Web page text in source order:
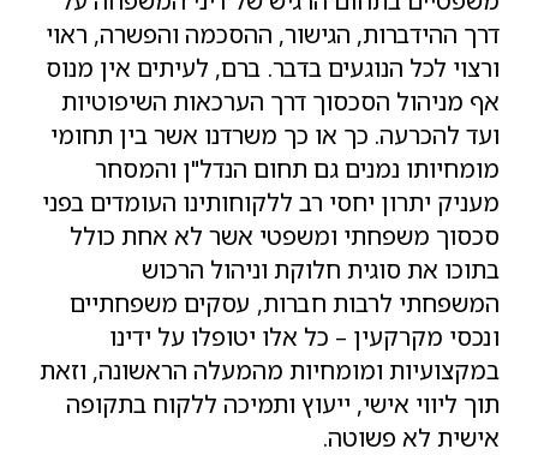
דרך ההידברות, הגישור, ההסכמה והפשרה, ראוי
ורצוי לכל הנוגעים בדבר. ברם, לעיתים אין מנוס
אף מניהול הסכסוך דרך הערכאות השיפוטיות
ועד להכרעה. כך או כך משרדנו אשר בין תחומי
מומחיותו נמנים גם תחום הנדל"ן והמסחר
מעניק יתרון יחסי רב ללקוחותינו העומדים בפני
סכסוך משפחתי ומשפטי אשר לא אחת כולל
בתוכו את סוגית חלוקת וניהול הרכוש
המשפחתי לרבות חברות, עסקים משפחתיים
ונכסי מקרקעין – כל אלו יטופלו על ידינו
במקצועיות ומומחיות מהמעלה הראשונה, וזאת
תוך ליווי אישי, ייעוץ ותמיכה ללקוח בתקופה
אישית לא פשוטה.